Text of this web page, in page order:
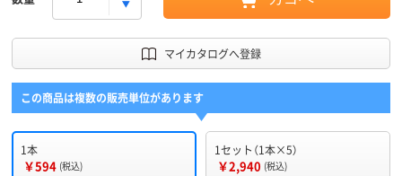
マイカタログへ登録
この商品は複数の販売単位があります
1本
￥594 (税込)
1セット（1本×5）
￥2,940 (税込)